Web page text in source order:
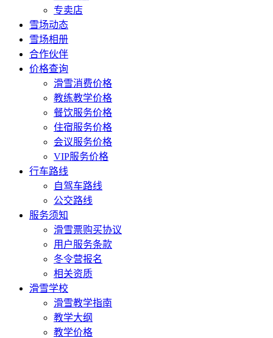
专卖店
雪场动态
雪场相册
合作伙伴
价格查询
滑雪消费价格
教练教学价格
餐饮服务价格
住宿服务价格
会议服务价格
VIP服务价格
行车路线
自驾车路线
公交路线
服务须知
滑雪票购买协议
用户服务条款
冬令营报名
相关资质
滑雪学校
滑雪教学指南
教学大纲
教学价格